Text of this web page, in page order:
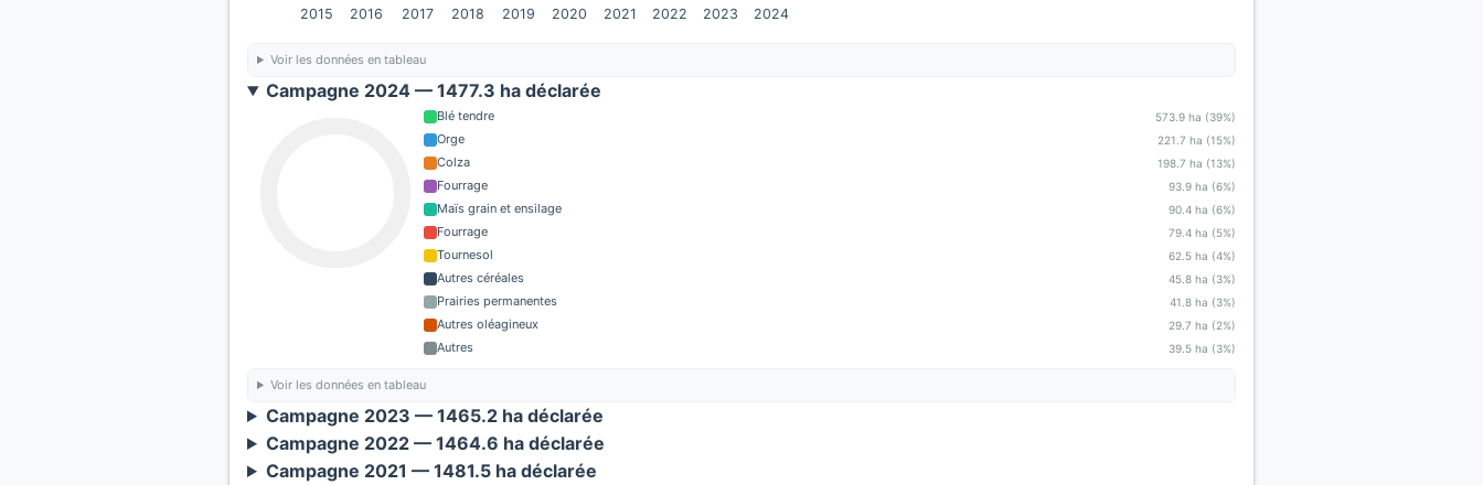
2015 2016 2017 2018 2019 2020 2021 2022 2023 2024
Voir les données en tableau
Campagne 2024 — 1477.3 ha déclarée
Blé tendre 573.9 ha (39%)
Orge 221.7 ha (15%)
Colza 198.7 ha (13%)
Fourrage 93.9 ha (6%)
Maïs grain et ensilage 90.4 ha (6%)
Fourrage 79.4 ha (5%)
Tournesol 62.5 ha (4%)
Autres céréales 45.8 ha (3%)
Prairies permanentes 41.8 ha (3%)
Autres oléagineux 29.7 ha (2%)
Autres 39.5 ha (3%)
Voir les données en tableau
Campagne 2023 — 1465.2 ha déclarée
Campagne 2022 — 1464.6 ha déclarée
Campagne 2021 — 1481.5 ha déclarée